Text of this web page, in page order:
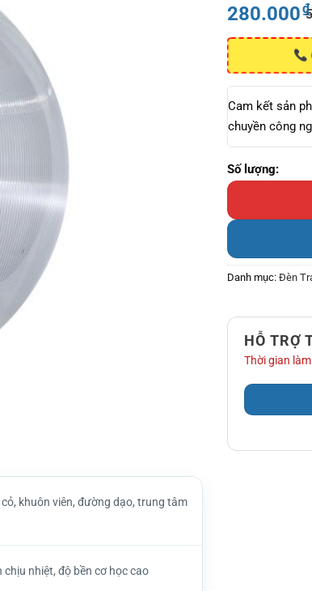
khuôn viên, đường dạo, trung tâm
nhiệt, độ bền cơ học cao
280.000₫
Cam kết sản
chuyền công
Cầu kẻ sọc
Danh mục: Đèn
HỖ TRỢ
Thời gian